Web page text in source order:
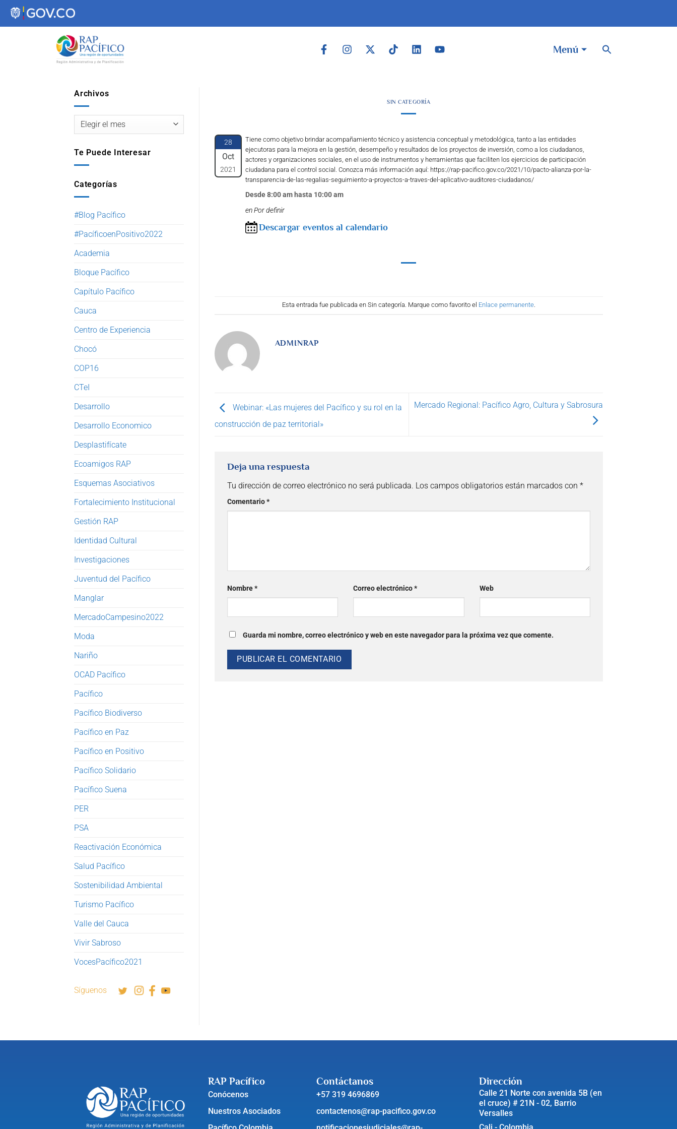
contenido
Menú
Archivos
Te Puede Interesar
Categorías
#Blog Pacífico
#PacíficoenPositivo2022
Academia
Bloque Pacífico
Capítulo Pacífico
Cauca
Centro de Experiencia
Chocó
COP16
CTeI
Desarrollo
Desarrollo Economico
Desplastifícate
Ecoamigos RAP
Esquemas Asociativos
Fortalecimiento Institucional
Gestión RAP
Identidad Cultural
Investigaciones
Juventud del Pacífico
Manglar
MercadoCampesino2022
Moda
Nariño
OCAD Pacífico
Pacífico
Pacífico Biodiverso
Pacífico en Paz
Pacífico en Positivo
Pacífico Solidario
Pacífico Suena
PER
PSA
Reactivación Económica
Salud Pacífico
Sostenibilidad Ambiental
Turismo Pacífico
Valle del Cauca
Vivir Sabroso
VocesPacífico2021
Síguenos
SIN CATEGORÍA
28
Oct
2021
Tiene como objetivo brindar acompañamiento técnico y asistencia conceptual y metodológica, tanto a las entidades
ejecutoras para la mejora en la gestión, desempeño y resultados de los proyectos de inversión, como a los ciudadanos,
actores y organizaciones sociales, en el uso de instrumentos y herramientas que faciliten los ejercicios de participación
ciudadana para el control social. Conozca más información aquí: https://rap-pacifico.gov.co/2021/10/pacto-alianza-por-la-
transparencia-de-las-regalias-seguimiento-a-proyectos-a-traves-del-aplicativo-auditores-ciudadanos/
Desde 8:00 am hasta 10:00 am
en Por definir
Descargar eventos al calendario
Esta entrada fue publicada en Sin categoría. Marque como favorito el Enlace permanente.
ADMINRAP
Webinar: «Las mujeres del Pacífico y su rol en la
construcción de paz territorial»
Mercado Regional: Pacífico Agro, Cultura y Sabrosura
Deja una respuesta
Tu dirección de correo electrónico no será publicada. Los campos obligatorios están marcados con *
Comentario*
Nombre* Correo electrónico* Web
Guarda mi nombre, correo electrónico y web en este navegador para la próxima vez que comente.
RAP Pacífico
Conócenos
Nuestros Asociados
Contáctanos
+57 319 4696869
contactenos@rap-pacifico.gov.co
Dirección
Calle 21 Norte con avenida 5B (en
el cruce) # 21N - 02, Barrio
Versalles